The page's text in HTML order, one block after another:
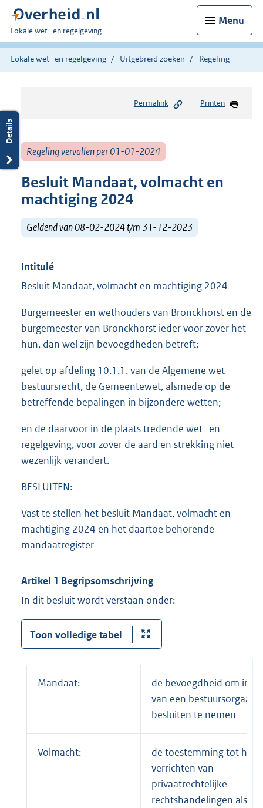
Menu
U
bent
hier:
Lokale wet- en regelgeving
Lokale wet- en regelgeving Uitgebreid zoeken Regeling
Permalink Printen
Regeling vervallen per 01-01-2024
Besluit Mandaat, volmacht en
machtiging 2024
Geldend van 08-02-2024 t/m 31-12-2023
Intitulé
Besluit Mandaat, volmacht en machtiging 2024
Burgemeester en wethouders van Bronckhorst en de
burgemeester van Bronckhorst ieder voor zover het
hun, dan wel zijn bevoegdheden betreft;
gelet op afdeling 10.1.1. van de Algemene wet
bestuursrecht, de Gemeentewet, alsmede op de
betreffende bepalingen in bijzondere wetten;
en de daarvoor in de plaats tredende wet- en
regelgeving, voor zover de aard en strekking niet
wezenlijk verandert.
BESLUITEN:
Vast te stellen het besluit Mandaat, volmacht en
machtiging 2024 en het daartoe behorende
mandaatregister
Artikel 1 Begripsomschrijving
In dit besluit wordt verstaan onder:
Toon volledige tabel
Mandaat:
de bevoegdheid om in
van een bestuursorgaan
besluiten te nemen
Volmacht:
de toestemming tot het
verrichten van
privaatrechtelijke
rechtshandelingen als